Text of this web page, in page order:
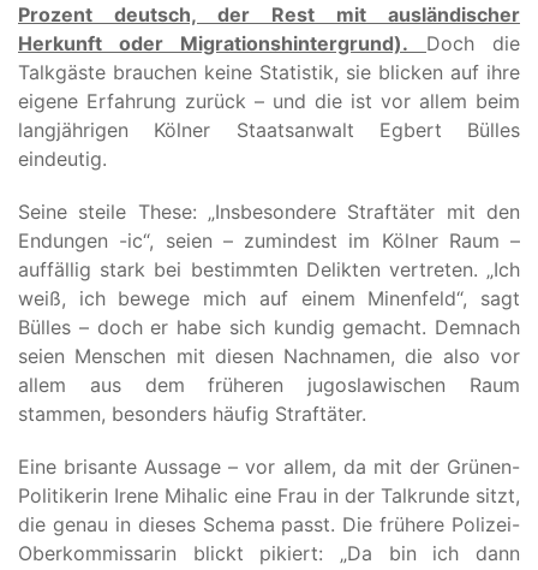
Prozent deutsch, der Rest mit ausländischer
Herkunft oder Migrationshintergrund).
Doch die
Talkgäste brauchen keine Statistik, sie blicken auf ihre
eigene Erfahrung zurück – und die ist vor allem beim
langjährigen Kölner Staatsanwalt Egbert Bülles
eindeutig.
Seine steile These: „Insbesondere Straftäter mit den
Endungen -ic“, seien – zumindest im Kölner Raum –
auffällig stark bei bestimmten Delikten vertreten. „Ich
weiß, ich bewege mich auf einem Minenfeld“, sagt
Bülles – doch er habe sich kundig gemacht. Demnach
seien Menschen mit diesen Nachnamen, die also vor
allem aus dem früheren jugoslawischen Raum
stammen, besonders häufig Straftäter.
Eine brisante Aussage – vor allem, da mit der Grünen-
Politikerin Irene Mihalic eine Frau in der Talkrunde sitzt,
die genau in dieses Schema passt. Die frühere Polizei-
Oberkommissarin blickt pikiert: „Da bin ich dann